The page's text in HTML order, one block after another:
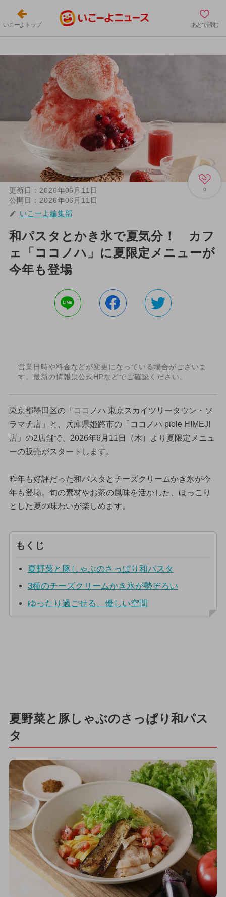
いこーよトップ あとで読む
0
更新日： 2026年06月11日
公開日： 2026年06月11日
いこーよ編集部
和パスタとかき氷で夏気分！ カフ
ェ「ココノハ」に夏限定メニューが
今年も登場
営業日時や料金などが変更になっている場合がございま
す。最新の情報は公式HPなどでご確認ください。
東京都墨田区の「ココノハ 東京スカイツリータウン・ソ
ラマチ店」と、兵庫県姫路市の「ココノハ piole HIMEJI
店」の2店舗で、2026年6月11日（木）より夏限定メニュ
ーの販売がスタートします。
昨年も好評だった和パスタとチーズクリームかき氷が今
年も登場。旬の素材やお茶の風味を活かした、ほっこり
とした夏の味わいが楽しめます。
もくじ
夏野菜と豚しゃぶのさっぱり和パスタ
3種のチーズクリームかき氷が勢ぞろい
ゆったり過ごせる、優しい空間
夏野菜と豚しゃぶのさっぱり和パス
タ